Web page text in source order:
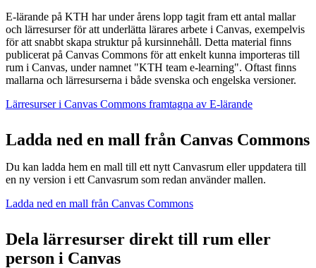
E-lärande på KTH har under årens lopp tagit fram ett antal mallar
och lärresurser för att underlätta lärares arbete i Canvas, exempelvis
för att snabbt skapa struktur på kursinnehåll. Detta material finns
publicerat på Canvas Commons för att enkelt kunna importeras till
rum i Canvas, under namnet "KTH team e-learning". Oftast finns
mallarna och lärresurserna i både svenska och engelska versioner.
Lärresurser i Canvas Commons framtagna av E-lärande
Ladda ned en mall från Canvas Commons
Du kan ladda hem en mall till ett nytt Canvasrum eller uppdatera till
en ny version i ett Canvasrum som redan använder mallen.
Ladda ned en mall från Canvas Commons
Dela lärresurser direkt till rum eller
person i Canvas